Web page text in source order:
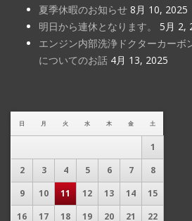
夏季休暇のお知らせ 8月 10, 2025
明日から連休となります。
5月 2,
エンジン内部洗浄ドクターカーボ
についてのお話 4月 13, 2025
日 月 火 水 木 金 土
1
2
3 4 5 6 7
8
9
10 11 12 13 14
15
16
17 18 19 20 21
22